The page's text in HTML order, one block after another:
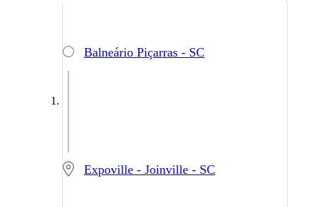
Balneário Piçarras - SC
Expoville - Joinville - SC